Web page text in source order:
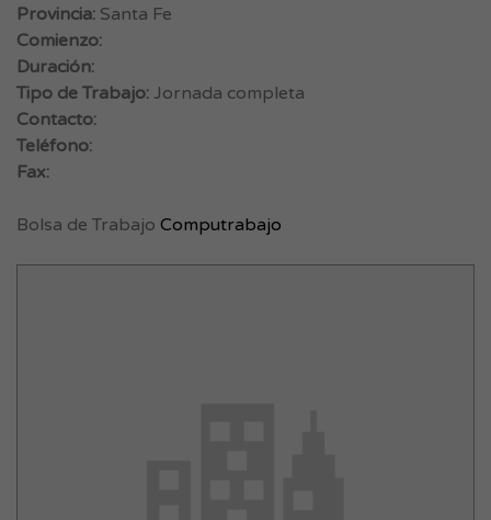
Provincia: Santa Fe
Comienzo:
Duración:
Tipo de Trabajo: Jornada completa
Contacto:
Teléfono:
Fax:
Bolsa de Trabajo Computrabajo